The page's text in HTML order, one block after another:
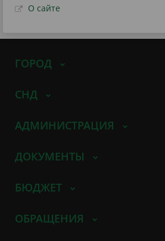
О сайте
ГОРОД
СНД
АДМИНИСТРАЦИЯ
ДОКУМЕНТЫ
БЮДЖЕТ
ОБРАЩЕНИЯ